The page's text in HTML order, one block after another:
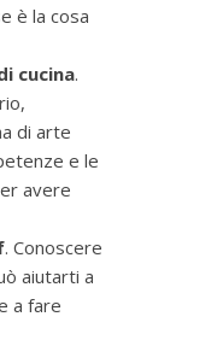
è la cosa
cucina.
di arte
e le
avere
. Conoscere
aiutarti a
a fare